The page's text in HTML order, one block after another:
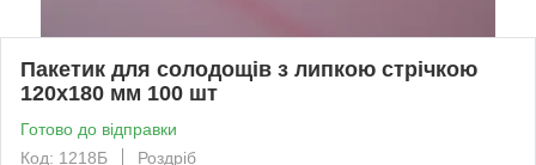
Пакетик для солодощів з липкою стрічкою
120х180 мм 100 шт
Готово до відправки
Код: 1218Б
Роздріб